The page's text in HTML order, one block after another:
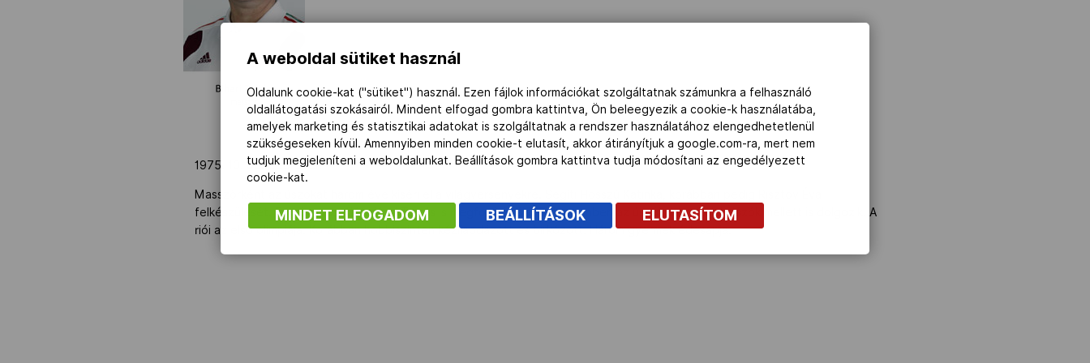
NOB
Társszervezetek
Adatbank
1975. 10. 09. Debrecen
Masszőrként az úszókat három éve kíséri el a világversenyekre. Segíti Hosszú Katinka, korábban pedig Risztov Éva
felkészülését. Egy éve az atléta Kazi Tamás is megfordul nála. Debrecenben az úszók és a vízilabdázók mellett is dolgozik. A
riói az első olimpiája. Korábban hobbiszinten kézilabdázott és birkózott. Három gyermek édesapja.
A weboldal sütiket használ
Oldalunk cookie-kat ("sütiket") használ. Ezen fájlok információkat szolgáltatnak számunkra a felhasználó
oldallátogatási szokásairól. Mindent elfogad gombra kattintva, Ön beleegyezik a cookie-k használatába,
amelyek marketing és statisztikai adatokat is szolgáltatnak a rendszer használatához elengedhetetlenül
szükségeseken kívül. Amennyiben minden cookie-t elutasít, akkor átirányítjuk a google.com-ra, mert nem
tudjuk megjeleníteni a weboldalunkat. Beállítások gombra kattintva tudja módosítani az engedélyezett
cookie-kat.
MINDET ELFOGADOM BEÁLLÍTÁSOK ELUTASÍTOM